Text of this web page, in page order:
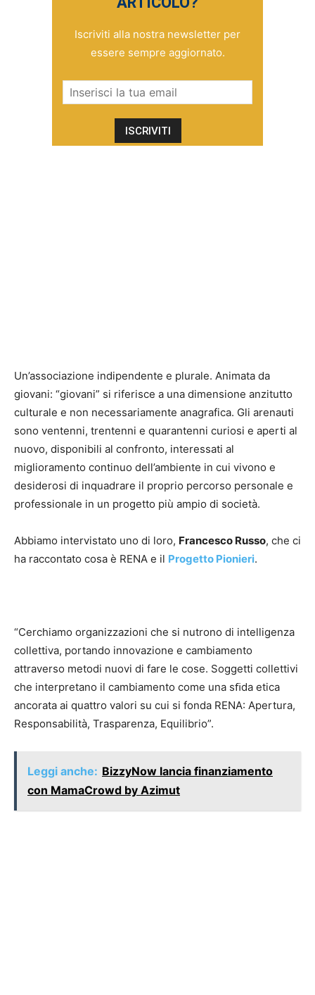
Iscriviti alla nostra newsletter per
essere sempre aggiornato.
Un’associazione indipendente e plurale. Animata da
giovani: “giovani” si riferisce a una dimensione anzitutto
culturale e non necessariamente anagrafica. Gli arenauti
sono ventenni, trentenni e quarantenni curiosi e aperti al
nuovo, disponibili al confronto, interessati al
miglioramento continuo dell’ambiente in cui vivono e
desiderosi di inquadrare il proprio percorso personale e
professionale in un progetto più ampio di società.
Abbiamo intervistato uno di loro, Francesco Russo, che ci
ha raccontato cosa è RENA e il Progetto Pionieri.
“Cerchiamo organizzazioni che si nutrono di intelligenza
collettiva, portando innovazione e cambiamento
attraverso metodi nuovi di fare le cose. Soggetti collettivi
che interpretano il cambiamento come una sﬁda etica
ancorata ai quattro valori su cui si fonda RENA: Apertura,
Responsabilità, Trasparenza, Equilibrio”.
Leggi anche: BizzyNow lancia finanziamento
con MamaCrowd by Azimut